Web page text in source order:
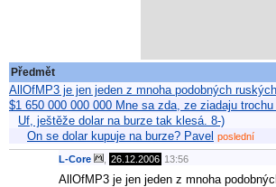
Předmět
AllOfMP3 je jen jeden z mnoha podobných
$1 650 000 000 000 Mne sa zda, ze ziadaju
Uf, ještěže dolar na burze tak klesá. 8-)
On se dolar kupuje na burze? Pavel poslední
L-Core 26.12.2006 13:56
AllOfMP3 je jen jeden z mnoha